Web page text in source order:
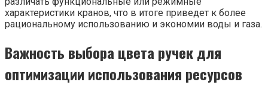
характеристики кранов, что в итоге приведет к более
рациональному использованию и экономии воды и газа.
Важность выбора цвета ручек для
оптимизации использования ресурсов